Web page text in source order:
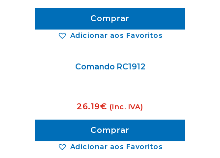
Adicionar aos Favoritos
Comprar
Adicionar aos Favoritos
Comando RC1912
26.19€ (Inc. IVA)
Comprar